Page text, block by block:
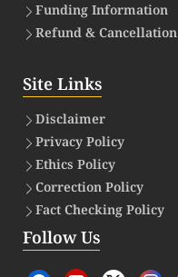
Funding Information
Refund & Cancellation
Site Links
Disclaimer
Privacy Policy
Ethics Policy
Correction Policy
Fact Checking Policy
Follow Us